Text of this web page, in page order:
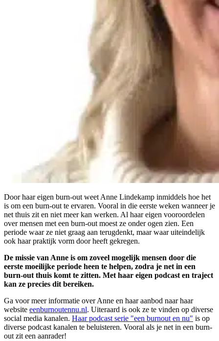
Door haar eigen burn-out weet Anne Lindekamp inmiddels hoe het
is om een burn-out te ervaren. Vooral in die eerste weken wanneer je
net thuis zit en niet meer kan werken. Al haar eigen vooroordelen
over mensen met een burn-out moest ze onder ogen zien. Een
periode waar ze niet graag aan terugdenkt, maar waar uiteindelijk
ook haar praktijk vorm door heeft gekregen.
De missie van Anne is om zoveel mogelijk mensen door die
eerste moeilijke periode heen te helpen, zodra je net in een
burn-out thuis komt te zitten. Met haar eigen podcast en traject
kan ze precies dit bereiken.
Ga voor meer informatie over Anne en haar aanbod naar haar
website eenburnoutennu.nl. Uiteraard is ook ze te vinden op diverse
social media kanalen. Haar podcast serie "een burnout en nu" is op
diverse podcast kanalen te beluisteren. Vooral als je net in een burn-
out zit een aanrader!